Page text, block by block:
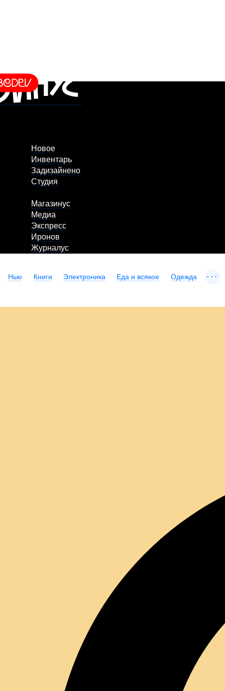
Новое
Инвентарь
Задизайнено
Студия
Магазинус
Медиа
Экспресс
Иронов
Журналус
Нью Книги Электроника Еда и всякое Одежда ...